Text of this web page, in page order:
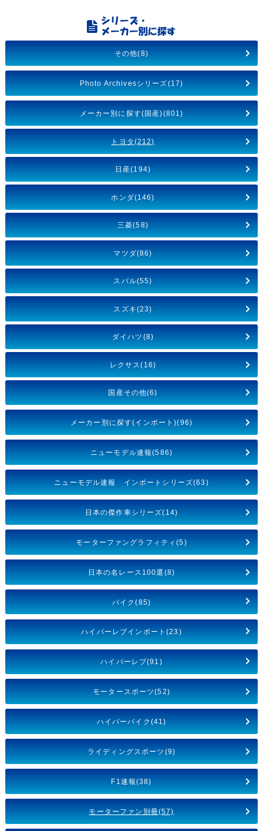
その他(8)
Photo Archivesシリーズ(17)
メーカー別に探す(国産)(801)
トヨタ(212)
日産(194)
ホンダ(146)
三菱(58)
マツダ(86)
スバル(55)
スズキ(23)
ダイハツ(8)
レクサス(16)
国産その他(6)
メーカー別に探す(インポート)(96)
ニューモデル速報(586)
ニューモデル速報 インポートシリーズ(63)
日本の傑作車シリーズ(14)
モーターファングラフィティ(5)
日本の名レース100選(8)
バイク(85)
ハイパーレブインポート(23)
ハイパーレブ(91)
モータースポーツ(52)
ハイパーバイク(41)
ライディングスポーツ(9)
F1速報(38)
モーターファン別冊(57)